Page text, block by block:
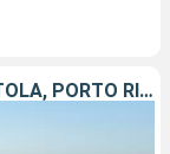
SAINT-MARTIN, SAINT-THOMAS, TORTOLA, PORTO RICO, RÉPUBLIQUE DOMINICAINE, ÉTATS-UNIS